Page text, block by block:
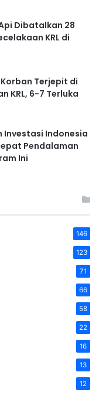
Dibatalkan 28
KRL di
Terjepit di
KRL, 6-7 Terluka
Investasi Indonesia
Pendalaman
Ini
146
123
71
66
58
22
16
13
12